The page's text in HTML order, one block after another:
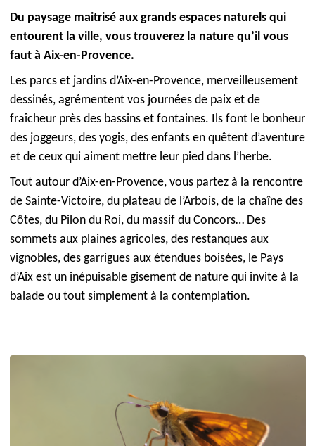
Du paysage maitrisé aux grands espaces naturels qui
entourent la ville, vous trouverez la nature qu’il vous
faut à Aix-en-Provence.
Les parcs et jardins d’Aix-en-Provence, merveilleusement
dessinés, agrémentent vos journées de paix et de
fraîcheur près des bassins et fontaines. Ils font le bonheur
des joggeurs, des yogis, des enfants en quêtent d’aventure
et de ceux qui aiment mettre leur pied dans l’herbe.
Tout autour d’Aix-en-Provence, vous partez à la rencontre
de Sainte-Victoire, du plateau de l’Arbois, de la chaîne des
Côtes, du Pilon du Roi, du massif du Concors… Des
sommets aux plaines agricoles, des restanques aux
vignobles, des garrigues aux étendues boisées, le Pays
d’Aix est un inépuisable gisement de nature qui invite à la
balade ou tout simplement à la contemplation.